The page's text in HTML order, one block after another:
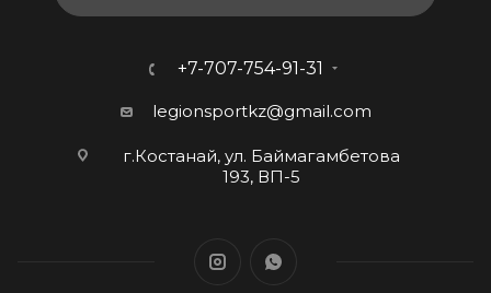
+7-707-754-91-31
legionsportkz@gmail.com
г.Костанай, ул. Баймагамбетова
193, ВП-5